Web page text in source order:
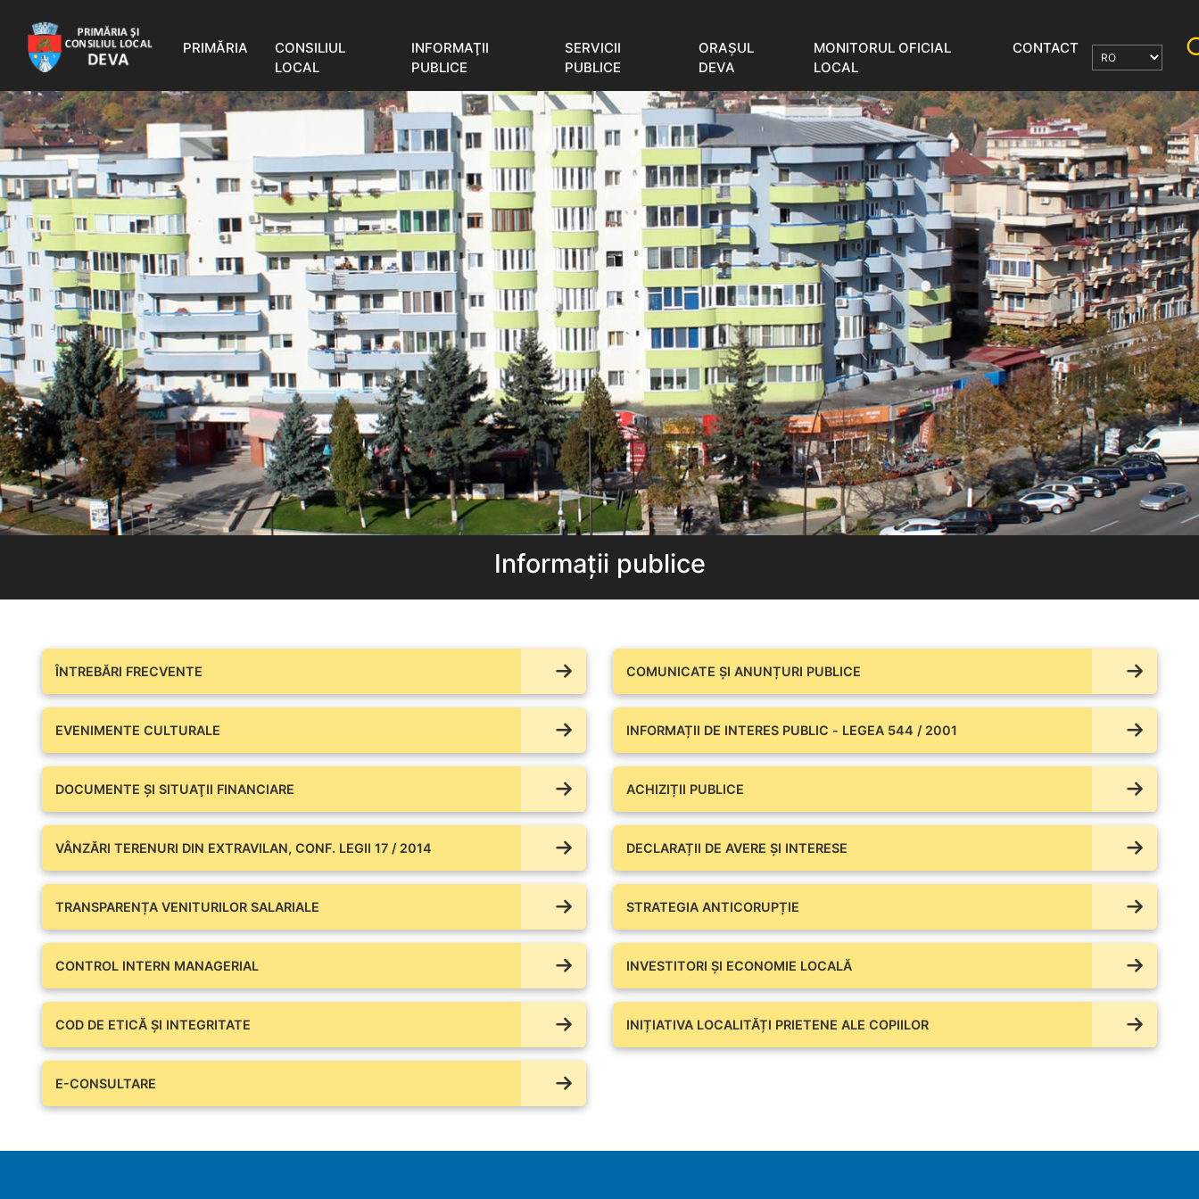
PRIMĂRIA
CONSILIUL
LOCAL
INFORMAŢII
PUBLICE
SERVICII
PUBLICE
ORAŞUL
DEVA
MONITORUL OFICIAL
LOCAL
CONTACT
Informații publice
ÎNTREBĂRI FRECVENTE COMUNICATE ŞI ANUNȚURI PUBLICE
EVENIMENTE CULTURALE INFORMAȚII DE INTERES PUBLIC - LEGEA 544 / 2001
DOCUMENTE ŞI SITUAŢII FINANCIARE ACHIZIȚII PUBLICE
VÂNZĂRI TERENURI DIN EXTRAVILAN, CONF. LEGII 17 / 2014 DECLARAȚII DE AVERE ŞI INTERESE
TRANSPARENȚA VENITURILOR SALARIALE STRATEGIA ANTICORUPȚIE
CONTROL INTERN MANAGERIAL INVESTITORI ȘI ECONOMIE LOCALĂ
COD DE ETICĂ ȘI INTEGRITATE INIȚIATIVA LOCALITĂȚI PRIETENE ALE COPIILOR
E-CONSULTARE